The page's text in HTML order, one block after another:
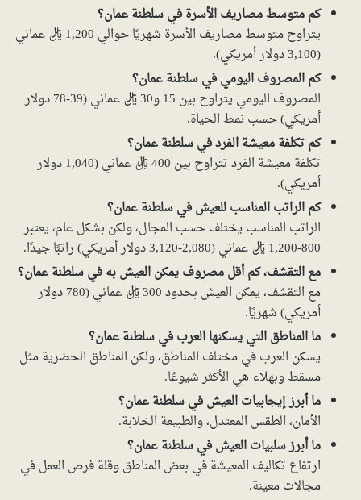
كم متوسط مصاريف الأسرة في سلطنة عمان؟
يتراوح متوسط مصاريف الأسرة شهريًا حوالي 1,200 ريال عماني
(3,100 دولار أمريكي).
كم المصروف اليومي في سلطنة عمان؟
المصروف اليومي يتراوح بين 15 و30 ريال عماني (39-78 دولار
أمريكي) حسب نمط الحياة.
كم تكلفة معيشة الفرد في سلطنة عمان؟
تكلفة معيشة الفرد تتراوح بين 400 ريال عماني (1,040 دولار
أمريكي).
كم الراتب المناسب للعيش في سلطنة عمان؟
الراتب المناسب يختلف حسب المجال، ولكن بشكل عام، يعتبر
800-1,200 ريال عماني (2,080-3,120 دولار أمريكي) راتبًا جيدًا.
مع التقشف، كم أقل مصروف يمكن العيش به في سلطنة عمان؟
مع التقشف، يمكن العيش بحدود 300 ريال عماني (780 دولار
أمريكي) شهريًا.
ما المناطق التي يسكنها العرب في سلطنة عمان؟
يسكن العرب في مختلف المناطق، ولكن المناطق الحضرية مثل
مسقط وبهلاء هي الأكثر شيوعًا.
ما أبرز إيجابيات العيش في سلطنة عمان؟
الأمان، الطقس المعتدل، والطبيعة الخلابة.
ما أبرز سلبيات العيش في سلطنة عمان؟
ارتفاع تكاليف المعيشة في بعض المناطق وقلة فرص العمل في
مجالات معينة.